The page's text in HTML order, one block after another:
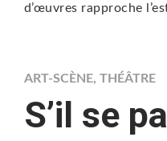
d’œuvres rapproche
ART-SCÈNE, THÉÂTRE
S’il se